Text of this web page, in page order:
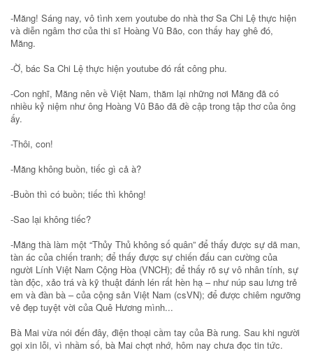
-Măng! Sáng nay, vô tình xem youtube do nhà thơ Sa Chi Lệ thực hiện
và diễn ngâm thơ của thi sĩ Hoàng Vũ Bão, con thấy hay ghê đó,
Măng.
-Ờ, bác Sa Chi Lệ thực hiện youtube đó rất công phu.
-Con nghĩ, Măng nên về Việt Nam, thăm lại những nơi Măng đã có
nhiều kỷ niệm như ông Hoàng Vũ Bão đã đề cập trong tập thơ của ông
ấy.
-Thôi, con!
-Măng không buồn, tiếc gì cả à?
-Buồn thì có buồn; tiếc thì không!
-Sao lại không tiếc?
-Măng thà làm một “Thủy Thủ không số quân” để thấy được sự dã man,
tàn ác của chiến tranh; để thấy được sự chiến đấu can cường của
người Lính Việt Nam Cộng Hòa (VNCH); để thấy rõ sự vô nhân tính, sự
tàn độc, xảo trá và kỹ thuật đánh lén rất hèn hạ – như núp sau lưng trẻ
em và đàn bà – của cộng sản Việt Nam (csVN); để được chiêm ngưỡng
vẻ đẹp tuyệt vời của Quê Hương mình...
Bà Mai vừa nói đến đây, điện thoại cầm tay của Bà rung. Sau khi người
gọi xin lỗi, vì nhầm số, bà Mai chợt nhớ, hôm nay chưa đọc tin tức.